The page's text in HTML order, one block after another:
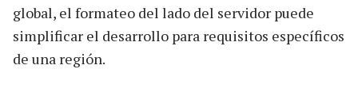
global, el formateo del lado del servidor puede
simplificar el desarrollo para requisitos específicos
de una región.